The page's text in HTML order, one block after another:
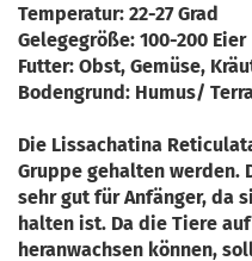
Temperatur: 22-27 Grad
Gelegegröße: 100-200 Eier
Futter: Obst, Gemüse,
Bodengrund: Humus/
Die Lissachatina
Gruppe gehalten werden.
sehr gut für Anfänger, da
halten ist. Da die Tiere
heranwachsen können,